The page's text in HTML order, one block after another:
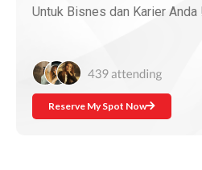
Untuk Bisnes dan Karier Anda !
Reserve My Spot Now